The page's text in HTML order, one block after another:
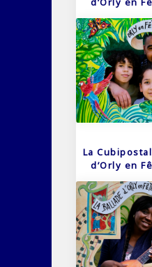
La
d’Orly en